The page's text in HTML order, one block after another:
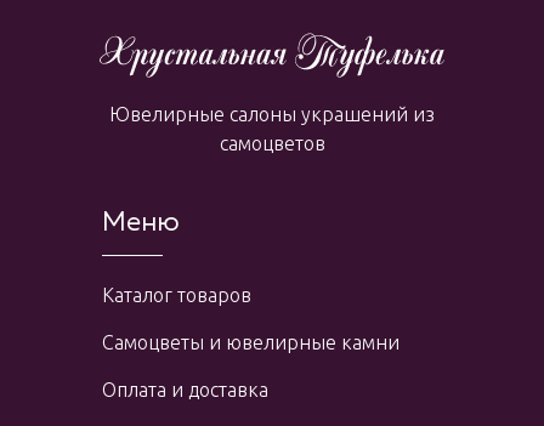
Меню
Каталог товаров
Самоцветы и ювелирные камни
Оплата и доставка
Ювелирные салоны украшений из
самоцветов